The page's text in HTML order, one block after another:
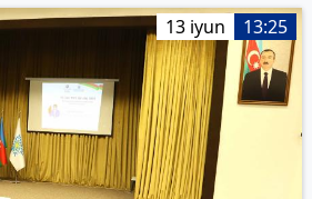
13 iyun 13:25